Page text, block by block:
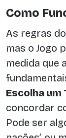
Como
As regras
mas o Jogo
medida que
Escolha um
concordar
Pode ser